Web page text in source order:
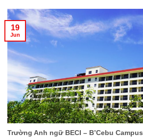
Trường Anh ngữ BECI – B’Cebu Campus
19
Jun